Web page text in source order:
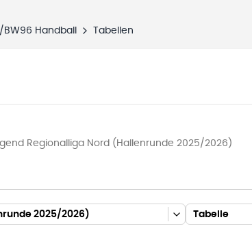
BW96 Handball Tabellen
Regionalliga Nord (Hallenrunde 2025/2026)
2025/2026) Tabelle